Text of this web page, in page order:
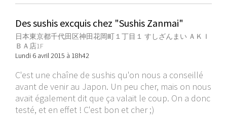
Des sushis excquis chez "Sushis Zanmai"
日本東京都千代田区神田花岡町１丁目１ すしざんまい ＡＫＩ
ＢＡ店1F
Lundi 6 avril 2015 à 18h42
C'est une chaîne de sushis qu'on nous a conseillé
avant de venir au Japon. Un peu cher, mais on nous
avait également dit que ça valait le coup. On a donc
testé, et en effet ! C'est bon et cher ;)